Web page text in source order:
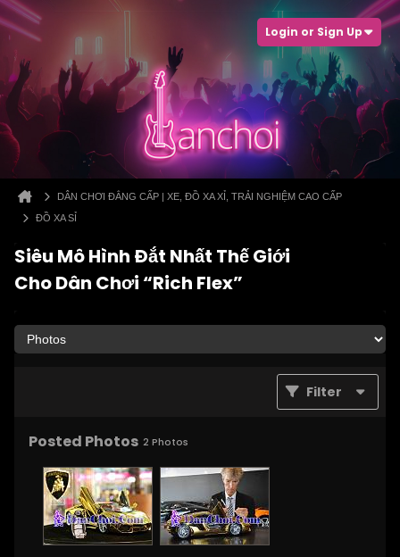
Login or Sign Up
DÂN CHƠI ĐẲNG CẤP | XE, ĐỒ XA XỈ, TRẢI NGHIỆM CAO CẤP
ĐỒ XA SỈ
Siêu Mô Hình Đắt Nhất Thế Giới
Cho Dân Chơi “Rich Flex”
Filter
Posted Photos 2 Photos